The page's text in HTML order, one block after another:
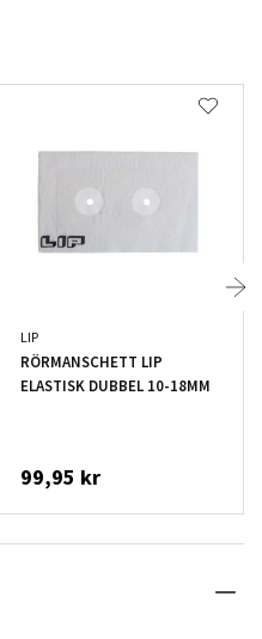
LIP
RÖRMANSCHETT LIP
ELASTISK DUBBEL 10-18MM
99,95 kr